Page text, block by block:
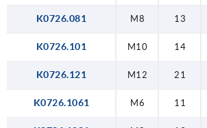
K0726.081 M8 13
K0726.101 M10 14
K0726.121 M12 21
K0726.1061 M6 11